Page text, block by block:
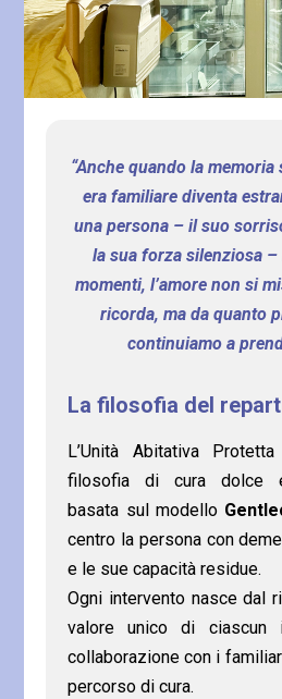
“Anche quando la
era familiare diventa
una persona – il suo
la sua forza silenziosa
momenti, l’amore non si
ricorda, ma da quanto
continuiamo a
La filosofia del
L’Unità Abitativa
filosofia di cura dolce
basata sul modello
centro la persona con
e le sue capacità residue.
Ogni intervento nasce dal
valore unico di ciascun
collaborazione con i
percorso di cura.